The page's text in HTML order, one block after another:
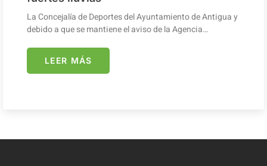
La Concejalía de Deportes del Ayuntamiento de Antigua y
debido a que se mantiene el aviso de la Agencia…
LEER MÁS